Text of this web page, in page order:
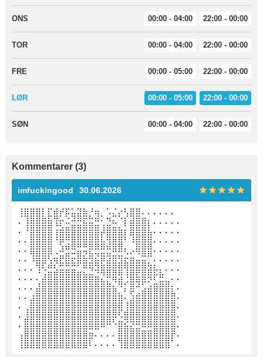
ONS 00:00 - 04:00 22:00 - 00:00
TOR 00:00 - 04:00 22:00 - 00:00
FRE 00:00 - 05:00 22:00 - 00:00
LØR 00:00 - 05:00 22:00 - 00:00
SØN 00:00 - 04:00 22:00 - 00:00
Kommentarer (3)
imfuckingood 30.06.2026
⢸⣿⣿⣿⡇⣏⣾⡞⡯⣥⣽⣷⡘⢶⡀⠡⣌⡔⢣⣿⣿⠄⠄⠄⠄⠄⠄
⠄⢸⣿⣿⣿⣷⢹⡖⠬⣚⣛⣯⣭⣛⢂⣙⠦⠈⡇⣾⣿⣿⡆⠄⠄⠄⠄⠄
⠄⠘⣿⣿⣿⣿⢰⣾⣿⣿⣿⣿⣿⣿⡼⣿⣿⣷⡆⣿⣿⣿⣧⠄⠄⠄⠄⠄
⠄⠄⣿⣿⣿⣿⠘⡿⢛⣿⣿⣿⣿⣿⣧⢻⣿⣿⠃⠸⣿⣿⣿⠄⠄⠄⠄⠄
⠄⠄⣿⣿⣿⣿⢀⠼⣛⣛⣭⢭⣟⣛⣛⣛⠿⠿⢆⡠⢿⣿⣿⠄⠄⠄⠄⠄
⠄⠄⠸⣿⣿⢣⢶⣟⣿⣖⣿⣷⣻⣮⡿⣽⣿⣻⣖⣶⣤⣭⡉⠄⠄⠄⠄⠄
⠄⠄⠄⢹⠣⣛⣣⣭⣭⣭⣁⡛⠻⢽⣿⣿⣿⣿⢻⣿⣿⣿⣽⡧⡄⠄⠄⠄
⠄⠄⠄⠄⣼⣿⣿⣿⣿⣿⣿⣿⣿⣶⣌⡛⢿⣽⢘⣿⣷⣿⡻⠏⣛⣀⠄⠄
⠄⠄⠄⣼⣿⣿⣿⣿⣿⣿⣿⣿⣿⣿⣿⣿⣦⠙⡅⣿⠚⣡⣴⣿⣿⣿⡆⠄
⠄⠄⣰⣿⣿⣿⣿⣿⣿⣿⣿⣿⣿⣿⣿⣿⣿⣷⠄⣱⣾⣿⣿⣿⣿⣿⣿⠄
⠄⢀⣿⣿⣿⣿⣿⣿⣿⣿⣿⣿⣿⣿⣿⣿⣿⣿⢸⣿⣿⣿⣿⣿⣿⣿⣿⠄
⠄⣸⣿⣿⣿⣿⣿⣿⣿⣿⣿⣿⣿⣿⣿⣿⡿⠣⣿⣿⣿⣿⣿⣿⣿⣿⣿⠄
⠄⣿⣿⣿⣿⣿⣿⣿⣿⣿⣿⣿⣿⣿⠿⠛⠑⣿⣮⣝⣛⠿⠿⣿⣿⣿⣿⠄
⢠⣿⣿⣿⣿⣿⣿⣿⣿⣿⣿⣿⣶⠄⠄⠄⠄⣿⣿⣿⣿⣿⣿⣿⣿⣿⡟⠄
⢸⣿⣿⣿⣿⣿⣿⣿⣿⣿⣿⣿⠇⠄⠄⠄⠄⢹⣿⣿⣿⣿⣿⣿⣿⣿⠁⠄